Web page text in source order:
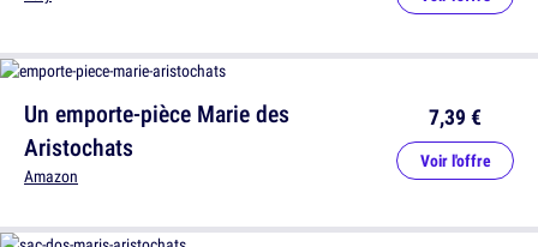
Un emporte-pièce Marie des
Aristochats
Amazon
7,39 €
Voir l'offre